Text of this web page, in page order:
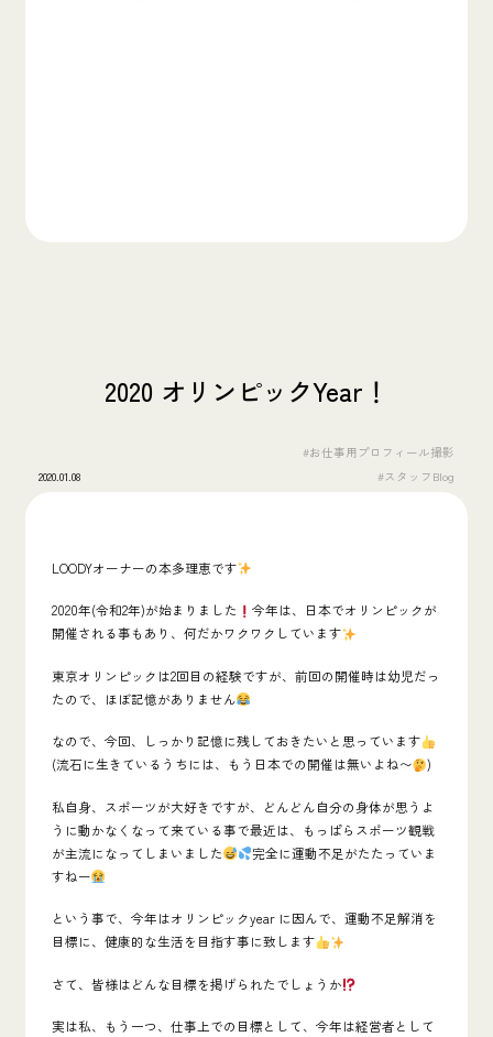
2020 オリンピックYear！
2020.01.08
#お仕事用プロフィール撮影
#スタッフBlog
LOODYオーナーの本多理恵です
2020年(令和2年)が始まりました 今年は、日本でオリンピックが
開催される事もあり、何だかワクワクしています
東京オリンピックは2回目の経験ですが、前回の開催時は幼児だっ
たので、ほぼ記憶がありません
なので、今回、しっかり記憶に残しておきたいと思っています
(流石に生きているうちには、もう日本での開催は無いよね〜
)
私自身、スポーツが大好きですが、どんどん自分の身体が思うよ
うに動かなくなって来ている事で最近は、もっぱらスポーツ観戦
が主流になってしまいました
完全に運動不足がたたっていま
すねー
という事で、今年はオリンピックyear に因んで、運動不足解消を
目標に、健康的な生活を目指す事に致します
さて、 皆様はどんな目標を掲げられたでしょうか
実は私、もう一つ、仕事上での目標として、今年は経営者として